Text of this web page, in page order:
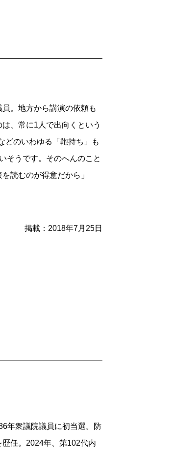
。地方から講演の依頼も
、常に1人で出向くという
どのいわゆる「鞄持ち」も
そうです。そのへんのこと
読むのが得意だから」
掲載：2018年7月25日
年衆議院議員に初当選。防
任。2024年、第102代内